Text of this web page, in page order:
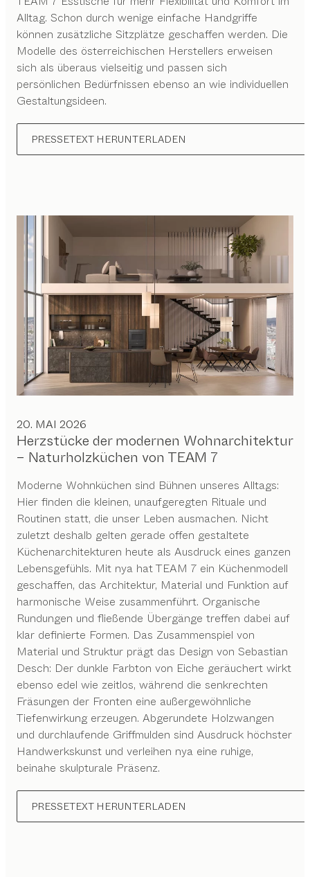
Alltag. Schon durch wenige einfache Handgriffe
können zusätzliche Sitzplätze geschaffen werden. Die
Modelle des österreichischen Herstellers erweisen
sich als überaus vielseitig und passen sich
persönlichen Bedürfnissen ebenso an wie individuellen
Gestaltungsideen.
PRESSETEXT HERUNTERLADEN
20. MAI 2026
Herzstücke der modernen Wohnarchitektur
– Naturholzküchen von TEAM 7
Moderne Wohnküchen sind Bühnen unseres Alltags:
Hier finden die kleinen, unaufgeregten Rituale und
Routinen statt, die unser Leben ausmachen. Nicht
zuletzt deshalb gelten gerade offen gestaltete
Küchenarchitekturen heute als Ausdruck eines ganzen
Lebensgefühls. Mit nya hat TEAM 7 ein Küchenmodell
geschaffen, das Architektur, Material und Funktion auf
harmonische Weise zusammenführt. Organische
Rundungen und fließende Übergänge treffen dabei auf
klar definierte Formen. Das Zusammenspiel von
Material und Struktur prägt das Design von Sebastian
Desch: Der dunkle Farbton von Eiche geräuchert wirkt
ebenso edel wie zeitlos, während die senkrechten
Fräsungen der Fronten eine außergewöhnliche
Tiefenwirkung erzeugen. Abgerundete Holzwangen
und durchlaufende Griffmulden sind Ausdruck höchster
Handwerkskunst und verleihen nya eine ruhige,
beinahe skulpturale Präsenz.
PRESSETEXT HERUNTERLADEN